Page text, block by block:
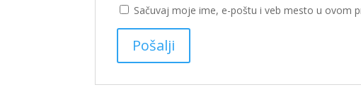
Sačuvaj moje ime, e-poštu i veb mesto u ovom